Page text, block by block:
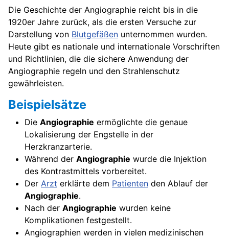
Die Geschichte der Angiographie reicht bis in die
1920er Jahre zurück, als die ersten Versuche zur
Darstellung von Blutgefäßen unternommen wurden.
Heute gibt es nationale und internationale Vorschriften
und Richtlinien, die die sichere Anwendung der
Angiographie regeln und den Strahlenschutz
gewährleisten.
Beispielsätze
Die Angiographie ermöglichte die genaue
Lokalisierung der Engstelle in der
Herzkranzarterie.
Während der Angiographie wurde die Injektion
des Kontrastmittels vorbereitet.
Der Arzt erklärte dem Patienten den Ablauf der
Angiographie.
Nach der Angiographie wurden keine
Komplikationen festgestellt.
Angiographien werden in vielen medizinischen